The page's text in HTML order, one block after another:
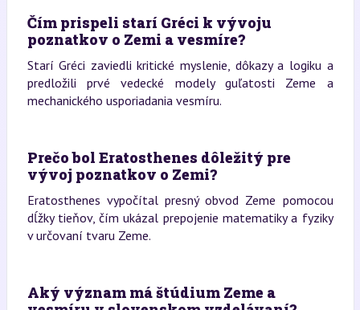
Čím prispeli starí Gréci k vývoju
poznatkov o Zemi a vesmíre?
Starí Gréci zaviedli kritické myslenie, dôkazy a logiku a
predložili prvé vedecké modely guľatosti Zeme a
mechanického usporiadania vesmíru.
Prečo bol Eratosthenes dôležitý pre
vývoj poznatkov o Zemi?
Eratosthenes vypočítal presný obvod Zeme pomocou
dĺžky tieňov, čím ukázal prepojenie matematiky a fyziky
v určovaní tvaru Zeme.
Aký význam má štúdium Zeme a